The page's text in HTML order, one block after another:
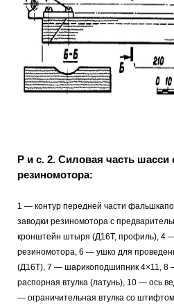
Р и с. 2. Силовая часть шасси
резиномотора:
1 — контур передней части
заводки резиномотора с
кронштейн штыря (Д16Т, профиль), 4
резиномотора, 6 — ушко для
(Д16Т), 7 — шарикоподшипник 4×11, 8
распорная втулка (латунь), 10 — ось
— ограничительная втулка со